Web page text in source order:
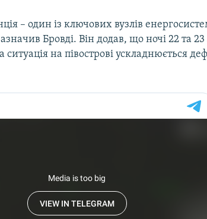
– один із ключових вузлів
Бровді. Він додав, що ночі 22 та
на півострові ускладнюється